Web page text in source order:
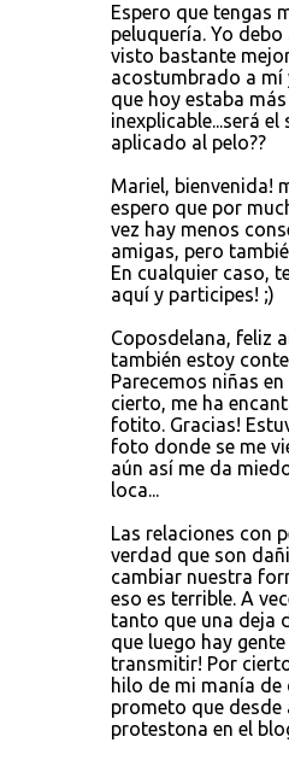
Espero que tengas
peluquería. Yo
visto bastante
acostumbrado a mí
que hoy estaba
inexplicable...será
aplicado al pelo??
Mariel, bienvenida!
espero que por
vez hay menos
amigas, pero
En cualquier caso,
aquí y participes! ;)
Coposdelana, feliz
también estoy
Parecemos niñas
cierto, me ha
fotito. Gracias!
foto donde se me
aún así me da
loca...
Las relaciones con
verdad que son
cambiar nuestra
eso es terrible. A
tanto que una deja
que luego hay
transmitir! Por
hilo de mi manía de
prometo que desde
protestona en el